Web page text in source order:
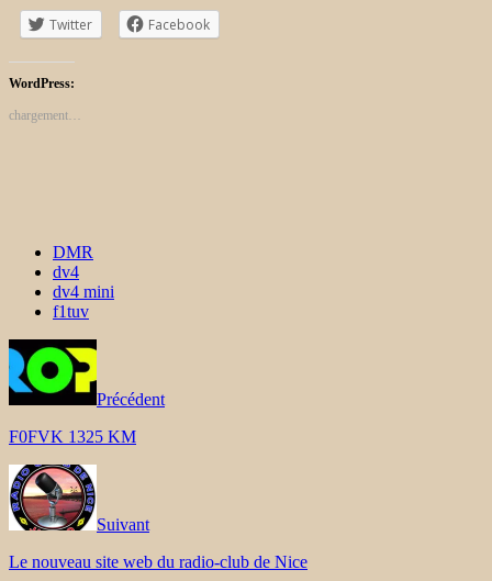
Twitter Facebook
WordPress:
chargement…
DMR
dv4
dv4 mini
f1tuv
Précédent
F0FVK 1325 KM
Suivant
Le nouveau site web du radio-club de Nice